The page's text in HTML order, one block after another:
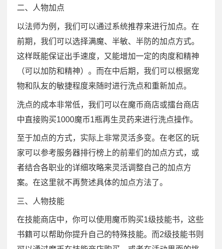
二、人物加点
以法师为例，我们可以通过系统推荐来进行加点。在
前期，我们可以选择满魔、半敏、半防的加点方式。
这样既能保证出手速度，又能增加一定的肉度和精神
（可以加防和精神）。而在中后期，我们可以根据宠
物和队友的敏捷程度来随时进行洗点和重新加点。
洗点的成本非常低，我们可以在魔币商店或擂台商店
中直接购买1000魔币1瓶再生灵药来进行洗点操作。
至于加点的方式，实际上非常灵活多变。在老区的玩
家可以参考服务器排行榜上的前辈们的加点方式，或
者结合各职业的详细攻略来灵活调整自己的加点方
案。在这里就不再赘述具体的加点方法了。
三、人物技能
在技能商店中，你可以使用魔币购买1级技能书，这些
书籍可以帮助你提升自己的特殊技能。而2级技能书则